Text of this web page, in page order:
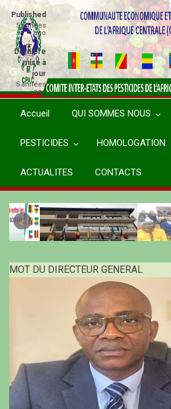
Aller
contenu
principal
Accueil QUI SOMMES NOUS
PESTICIDES HOMOLOGATION
ACTUALITES CONTACTS
MOT DU DIRECTEUR GENERAL
Published
5 années
ago
Dernière
mise à
jour
5 années
ago